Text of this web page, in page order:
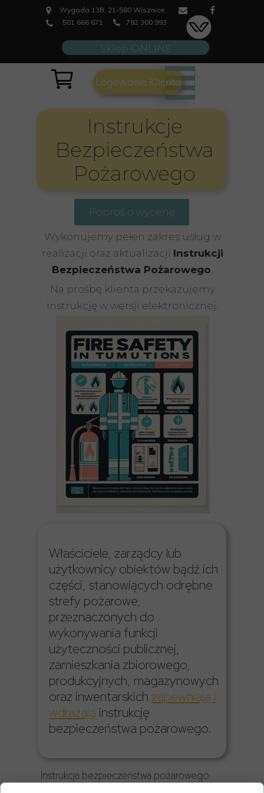
Instrukcje
Bezpieczeństwa
Pożarowego
Instrukcja bezpieczeństwa pożarowego
powinna zawierać m.in. następujące
Właściciele, zarządcy lub
użytkownicy obiektów bądź ich
części, stanowiących odrębne
strefy pożarowe,
przeznaczonych do
wykonywania funkcji
użyteczności publicznej,
zamieszkania zbiorowego,
produkcyjnych, magazynowych
oraz inwentarskich zapewniają i
wdrażają instrukcję
bezpieczeństwa pożarowego.
792 300 993
Poproś o wycenę
Wykonujemy pełen zakres usług w
realizacji oraz aktualizacji Instrukcji
Bezpieczeństwa Pożarowego.
Na prośbę klienta przekazujemy
instrukcję w wersji elektronicznej.
Logowanie Klienta
Sklep ONLINE
501 666 671
Wygoda 13B, 21-580 Wisznice